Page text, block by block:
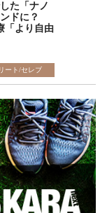
た「ナノ
ンドに？
「より自由
ート/セレブ